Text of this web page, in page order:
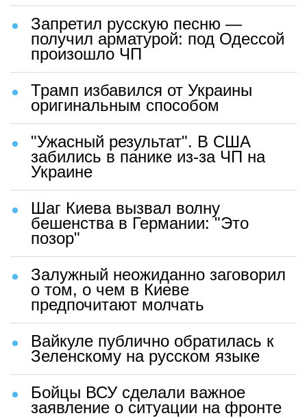
Запретил русскую песню —
получил арматурой: под Одессой
произошло ЧП
Трамп избавился от Украины
оригинальным способом
"Ужасный результат". В США
забились в панике из-за ЧП на
Украине
Шаг Киева вызвал волну
бешенства в Германии: "Это
позор"
Залужный неожиданно заговорил
о том, о чем в Киеве
предпочитают молчать
Вайкуле публично обратилась к
Зеленскому на русском языке
Бойцы ВСУ сделали важное
заявление о ситуации на фронте